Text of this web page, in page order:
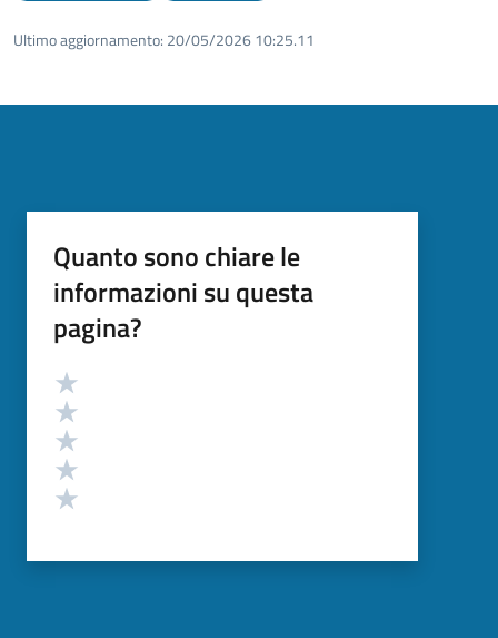
Ultimo aggiornamento: 20/05/2026 10:25.11
Quanto sono chiare le
informazioni su questa
pagina?
Valutazione